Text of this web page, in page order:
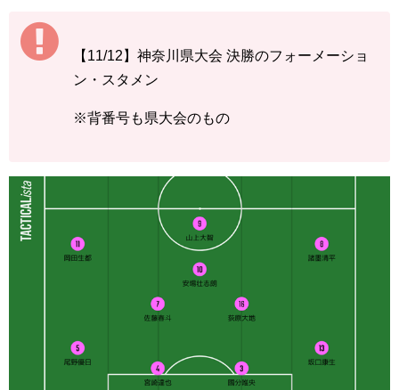
【11/12】神奈川県大会 決勝のフォーメーショ
ン・スタメン
※背番号も県大会のもの